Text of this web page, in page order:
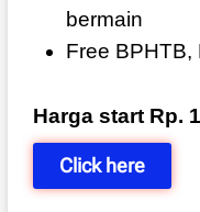
bermain
Free BPHTB,
Harga start Rp.
Click here